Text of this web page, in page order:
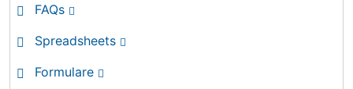
FAQs
Spreadsheets
Formulare